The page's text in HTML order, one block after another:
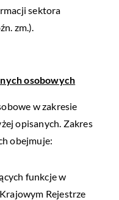
sektora
zm.).
osobowych
w zakresie
opisanych. Zakres
obejmuje:
funkcje w
Rejestrze